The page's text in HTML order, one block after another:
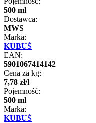
500 ml
Dostawca:
MWS
Marka:
KUBUŚ
EAN:
5901067414142
Cena za kg:
7,78 zł/l
Pojemność:
500 ml
Marka:
KUBUŚ